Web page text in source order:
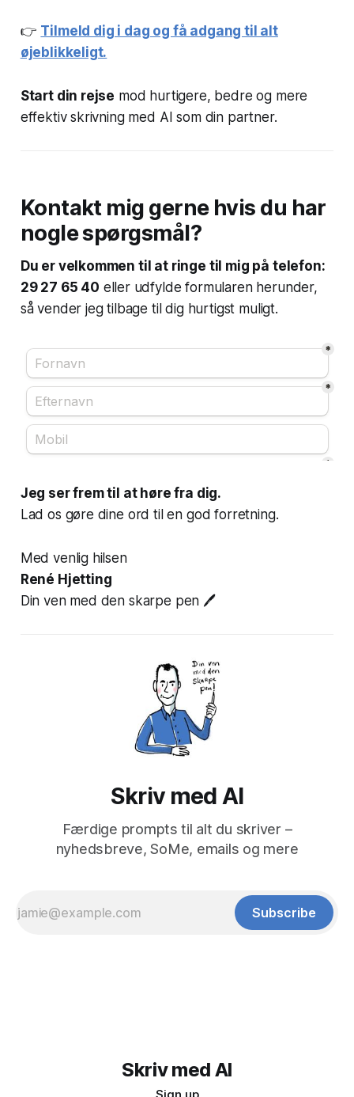
👉 Tilmeld dig i dag og få adgang til alt
øjeblikkeligt.
Start din rejse mod hurtigere, bedre og mere
effektiv skrivning med AI som din partner.
Kontakt mig gerne hvis du har
nogle spørgsmål?
Du er velkommen til at ringe til mig på telefon:
29 27 65 40 eller udfylde formularen herunder,
så vender jeg tilbage til dig hurtigst muligt.
Jeg ser frem til at høre fra dig.
Lad os gøre dine ord til en god forretning.
Med venlig hilsen
René Hjetting
Din ven med den skarpe pen 🖊️
Skriv med AI
Færdige prompts til alt du skriver –
nyhedsbreve, SoMe, emails og mere
Subscribe
Skriv med AI